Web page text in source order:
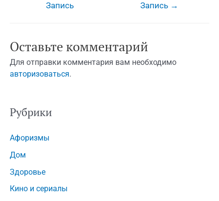
Запись
Запись →
Оставьте комментарий
Для отправки комментария вам необходимо
авторизоваться.
Рубрики
Афоризмы
Дом
Здоровье
Кино и сериалы